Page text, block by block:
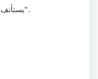
يستأنف الشخص نظاما غذائيا صحيا كاملا".